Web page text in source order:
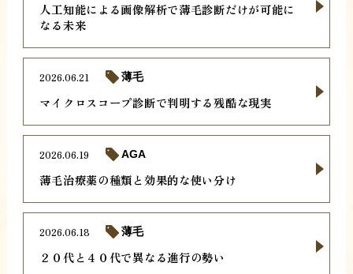
人工知能による画像解析で薄毛診断だけが可能に
なる未来
マイクロスコープ診断で判明する残酷な現実
2026.06.21 薄毛
薄毛治療薬の種類と効果的な使い分け
2026.06.19 AGA
２０代と４０代で異なる進行の勢い
2026.06.18 薄毛